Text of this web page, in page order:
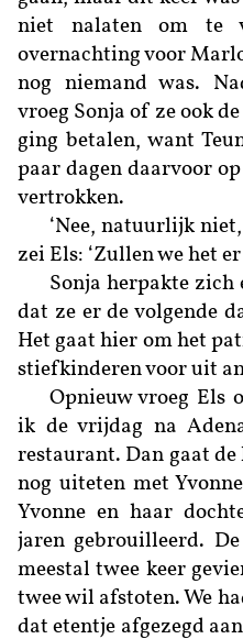
niet nalaten om te
overnachting voor
nog niemand was.
vroeg Sonja of ze ook
ging betalen, want
paar dagen daarvoor
vertrokken.
‘Nee, natuurlijk
zei Els: ‘Zullen we het
Sonja herpakte zich
dat ze er de volgende
Het gaat hier om het
stiefkinderen voor uit
Opnieuw vroeg Els
ik de vrijdag na
restaurant. Dan gaat
nog uiteten met
Yvonne en haar
jaren gebrouilleerd.
meestal twee keer
twee wil afstoten. We
dat etentje afgezegd